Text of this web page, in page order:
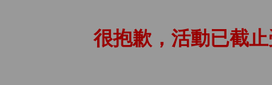
很抱歉，活動已截